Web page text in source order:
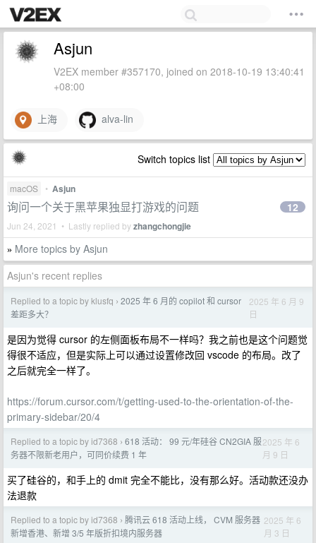
Asjun
V2EX member #357170, joined on 2018-10-19 13:40:41
+08:00
上海 alva-lin
Switch topics list
macOS • Asjun
询问一个关于黑苹果独显打游戏的问题
Jun 24, 2021 • Lastly replied byzhangchongjie
12
» More topics by Asjun
Asjun's recent replies
Replied to a topic by klusfq › 2025 年 6 月的 copilot 和 cursor
差距多大？
2025 年 6 月 9
日
是因为觉得 cursor 的左侧面板布局不一样吗？我之前也是这个问题觉
得很不适应，但是实际上可以通过设置修改回 vscode 的布局。改了
之后就完全一样了。
https://forum.cursor.com/t/getting-used-to-the-orientation-of-the-
primary-sidebar/20/4
Replied to a topic by id7368 › 618 活动： 99 元/年硅谷 CN2GIA 服
务器不限新老用户，可同价续费 1 年
2025 年 6
月 9 日
买了硅谷的，和手上的 dmit 完全不能比，没有那么好。活动款还没办
法退款
Replied to a topic by id7368 › 腾讯云 618 活动上线， CVM 服务器
新增香港、新增 3/5 年版折扣境内服务器
2025 年 6
月 3 日